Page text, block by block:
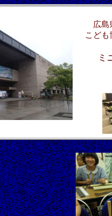
広島
こども
ミ